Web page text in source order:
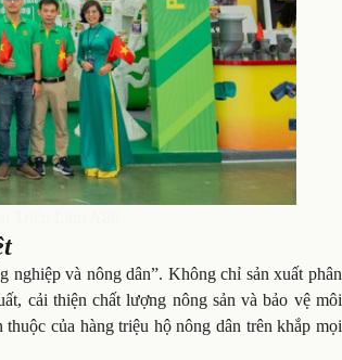
nghiệp và nông dân”. Không chỉ sản xuất phân
cải thiện chất lượng nông sản và bảo vệ môi
của hàng triệu hộ nông dân trên khắp mọi